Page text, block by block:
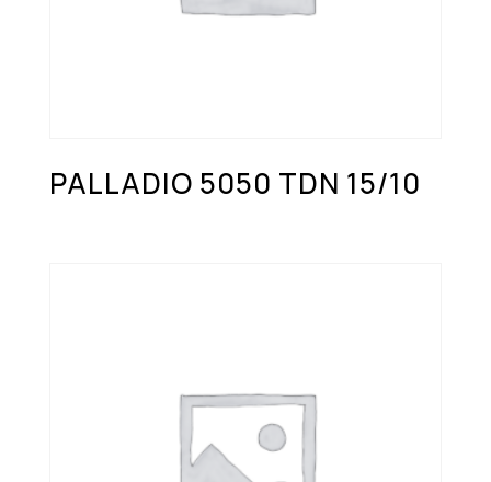
PALLADIO 5050 TDN 15/10